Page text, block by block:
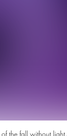
the fall without light.